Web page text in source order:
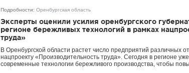
Подробности: Оренбургская область
Эксперты оценили усилия оренбургского
регионе бережливых технологий в рамках
труда»
В Оренбургской области растет число предприятий различных
нацпроекту «Производительность труда». Сегодня в регионе
современные технологии бережливого производства, чтобы